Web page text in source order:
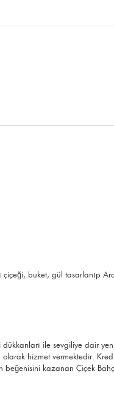
çiçeği, buket, gül tasarlanıp
ile sevgiliye dair
hizmet vermektedir.
kazanan Çiçek